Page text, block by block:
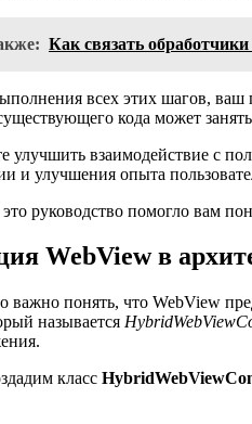
Как связать
всех этих шагов, ваш
кода может
улучшить взаимодействие с
и улучшения опыта
руководство помогло вам
WebView в
важно понять, что WebView
называется
класс